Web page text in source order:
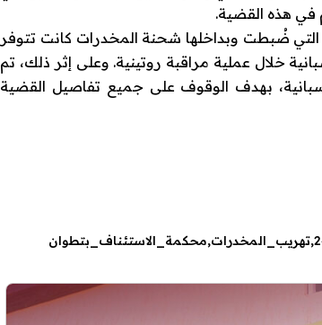
في هذه القضية.
ضُبطت وبداخلها شحنة المخدرات كانت تتوفر
خلال عملية مراقبة روتينية. وعلى إثر ذلك، تم
بهدف الوقوف على جميع تفاصيل القضية
تهريب_المخدرات محكمة_الاستئناف_بتطوان